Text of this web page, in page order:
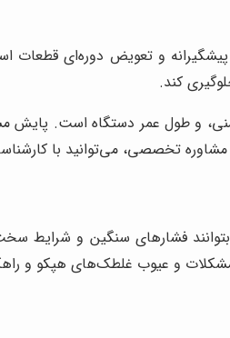
و تعویض دوره‌ای
کند.
و طول عمر دستگاه است. پایش
مشاوره تخصصی، می‌توانید با
فشارهای سنگین و شرایط
و عیوب غلطک‌های هپکو و